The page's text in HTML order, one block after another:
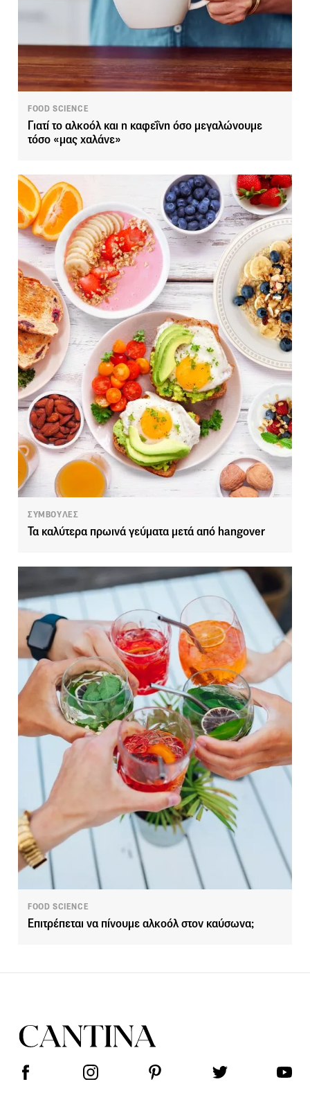
FOOD SCIENCE
Γιατί το αλκοόλ και η καφεΐνη όσο μεγαλώνουμε
τόσο «μας χαλάνε»
ΣΥΜΒΟΥΛΕΣ
Τα καλύτερα πρωινά γεύματα μετά από hangover
FOOD SCIENCE
Επιτρέπεται να πίνουμε αλκοόλ στον καύσωνα;